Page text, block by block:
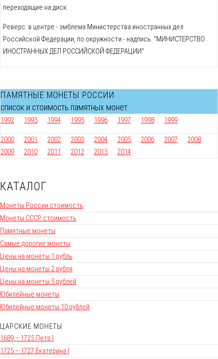
переходящие на диск.
Реверс: в центре - эмблема Министерства иностранных дел
Российской Федерации, по окружности - надпись: "МИНИСТЕРСТВО
ИНОСТРАННЫХ ДЕЛ РОССИЙСКОЙ ФЕДЕРАЦИИ".
ПАМЯТНЫЕ МОНЕТЫ РОССИИ
список и стоимость памятных монет
1992 1993 1994 1995 1996 1997 1998 1999
2000 2001 2002 2003 2004 2005 2006 2007
2008
2009
2010 2011 2012 2013 2014
КАТАЛОГ
Монеты России стоимость
Монеты СССР стоимость
Памятные монеты
Самые дорогие монеты
Цены на монеты 1 рубль
Цены на монеты 2 рубля
Цены на монеты 5 рублей
Юбилейные монеты
Юбилейные монеты 10 рублей
ЦАРСКИЕ МОНЕТЫ
1689 – 1725 Петр I
1725 – 1727 Екатерина I